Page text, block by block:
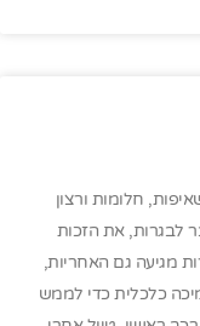
הצעירים מגיעים לגיל 18 עם שאיפות, חלומות ורצון
לבגרות, את הזכות
מגיעה גם האחריות,
כלכלית כדי לממש